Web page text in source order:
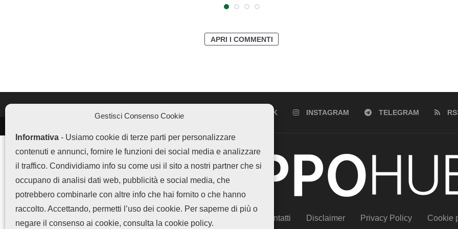
Gestisci Consenso Cookie
Informativa - Usiamo cookie di terze parti per personalizzare
contenuti e annunci, fornire le funzioni dei social media e analizzare
il traffico. Condividiamo info su come usi il sito a nostri partner che si
occupano di analisi dati web, pubblicità e social media, che
potrebbero combinarle con altre info che hai fornito o che hanno
raccolto. Accettando, permetti l’uso dei cookie. Per saperne di più o
negare il consenso ai cookie, consulta la cookie policy.
APRI I COMMENTI
FACEBOOK INSTAGRAM TELEGRAM
Contatti Disclaimer Privacy Policy Cookie
Vivo offre 5 anni di
garanzia...
sotto OPPO:...